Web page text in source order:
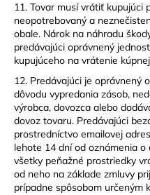
11. Tovar musí vrátiť kupujúci
neopotrebovaný a
obale. Nárok na náhradu
predávajúci oprávnený
kupujúceho na vrátenie
12. Predávajúci je oprávnený
dôvodu vypredania zásob,
výrobca, dovozca alebo
dovoz tovaru. Predávajúci
prostredníctvo emailovej
lehote 14 dní od oznámenia
všetky peňažné prostriedky
od neho na základe zmluvy
prípadne spôsobom určeným